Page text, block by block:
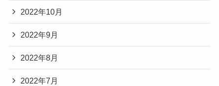
2022年10月
2022年9月
2022年8月
2022年7月